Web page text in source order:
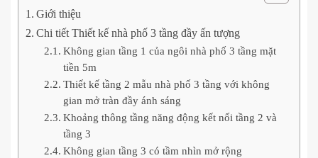
Giới thiệu
Chi tiết Thiết kế nhà phố 3 tầng đầy ấn tượng
Không gian tầng 1 của ngôi nhà phố 3 tầng mặt
tiền 5m
Thiết kế tầng 2 mẫu nhà phố 3 tầng với không
gian mở tràn đầy ánh sáng
Khoảng thông tầng năng động kết nối tầng 2 và
tầng 3
Không gian tầng 3 có tầm nhìn mở rộng